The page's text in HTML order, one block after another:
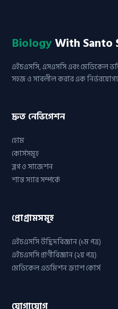
BiologyWith Santo
এইচএসসি, এসএসসি এবং মেডিকেল
সহজ ও সাবলীল করার এক
দ্রুত নেভিগেশন
হোম
কোর্সসমূহ
ব্লগ ও সাজেশন
শান্ত স্যার সম্পর্কে
প্রোগ্রামসমূহ
এইচএসসি উদ্ভিদবিজ্ঞান (১ম পত্র)
এইচএসসি প্রাণীবিজ্ঞান (২য় পত্র)
মেডিকেল এডমিশন ক্র্যাশ কোর্স